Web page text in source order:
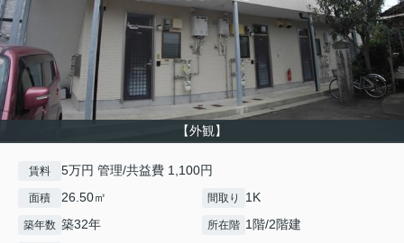
【外観】
賃料 5万円 管理/共益費 1,100円
面積 26.50㎡ 間取り 1K
築年数 築32年 所在階 1階/2階建